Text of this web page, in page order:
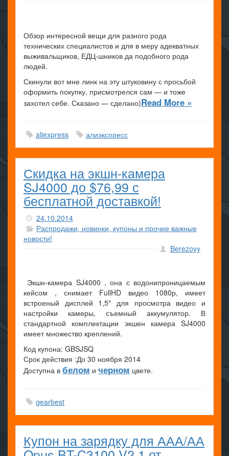
Обзор интересной вещи для разного рода
технических специалистов и для в меру адекватных
выживальщиков, ЕДЦ-шников да подобного рода
людей.
Скинули вот мне линк на эту штуковину с просьбой
оформить покупку, присмотрелся сам — и тоже
захотел себе. Сказано — сделано)Read More »
aliexpress алиэкспресс
Скидка на экшн-камера
SJ4000 до $76,99 с
бесплатной доставкой!
24.10.2014
Распродажи, новинки, купоны и прочие важные
новости!
Berezovy
Экшн-камера SJ4000 , она с водонипроницаемым
кейсом , снимает FullHD видео 1080р, имеет
встроеный дисплей 1,5″ для просмотра видео и
настройки камеры, съемный аккумулятор. В
стандартной комплектации экшен камера SJ4000
имеет множество креплений.
Код купона: GBSJSQ
Срок действия :До 30 ноября 2014
Доступна в белом и черном цвете.
gearbest
Купон на зарядку для ААА/АА